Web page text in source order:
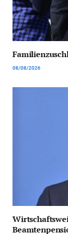
08/08/2026